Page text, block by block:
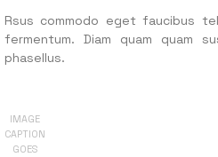
Rsus commodo eget faucibus
fermentum. Diam quam quam
phasellus.
IMAGE
CAPTION
GOES